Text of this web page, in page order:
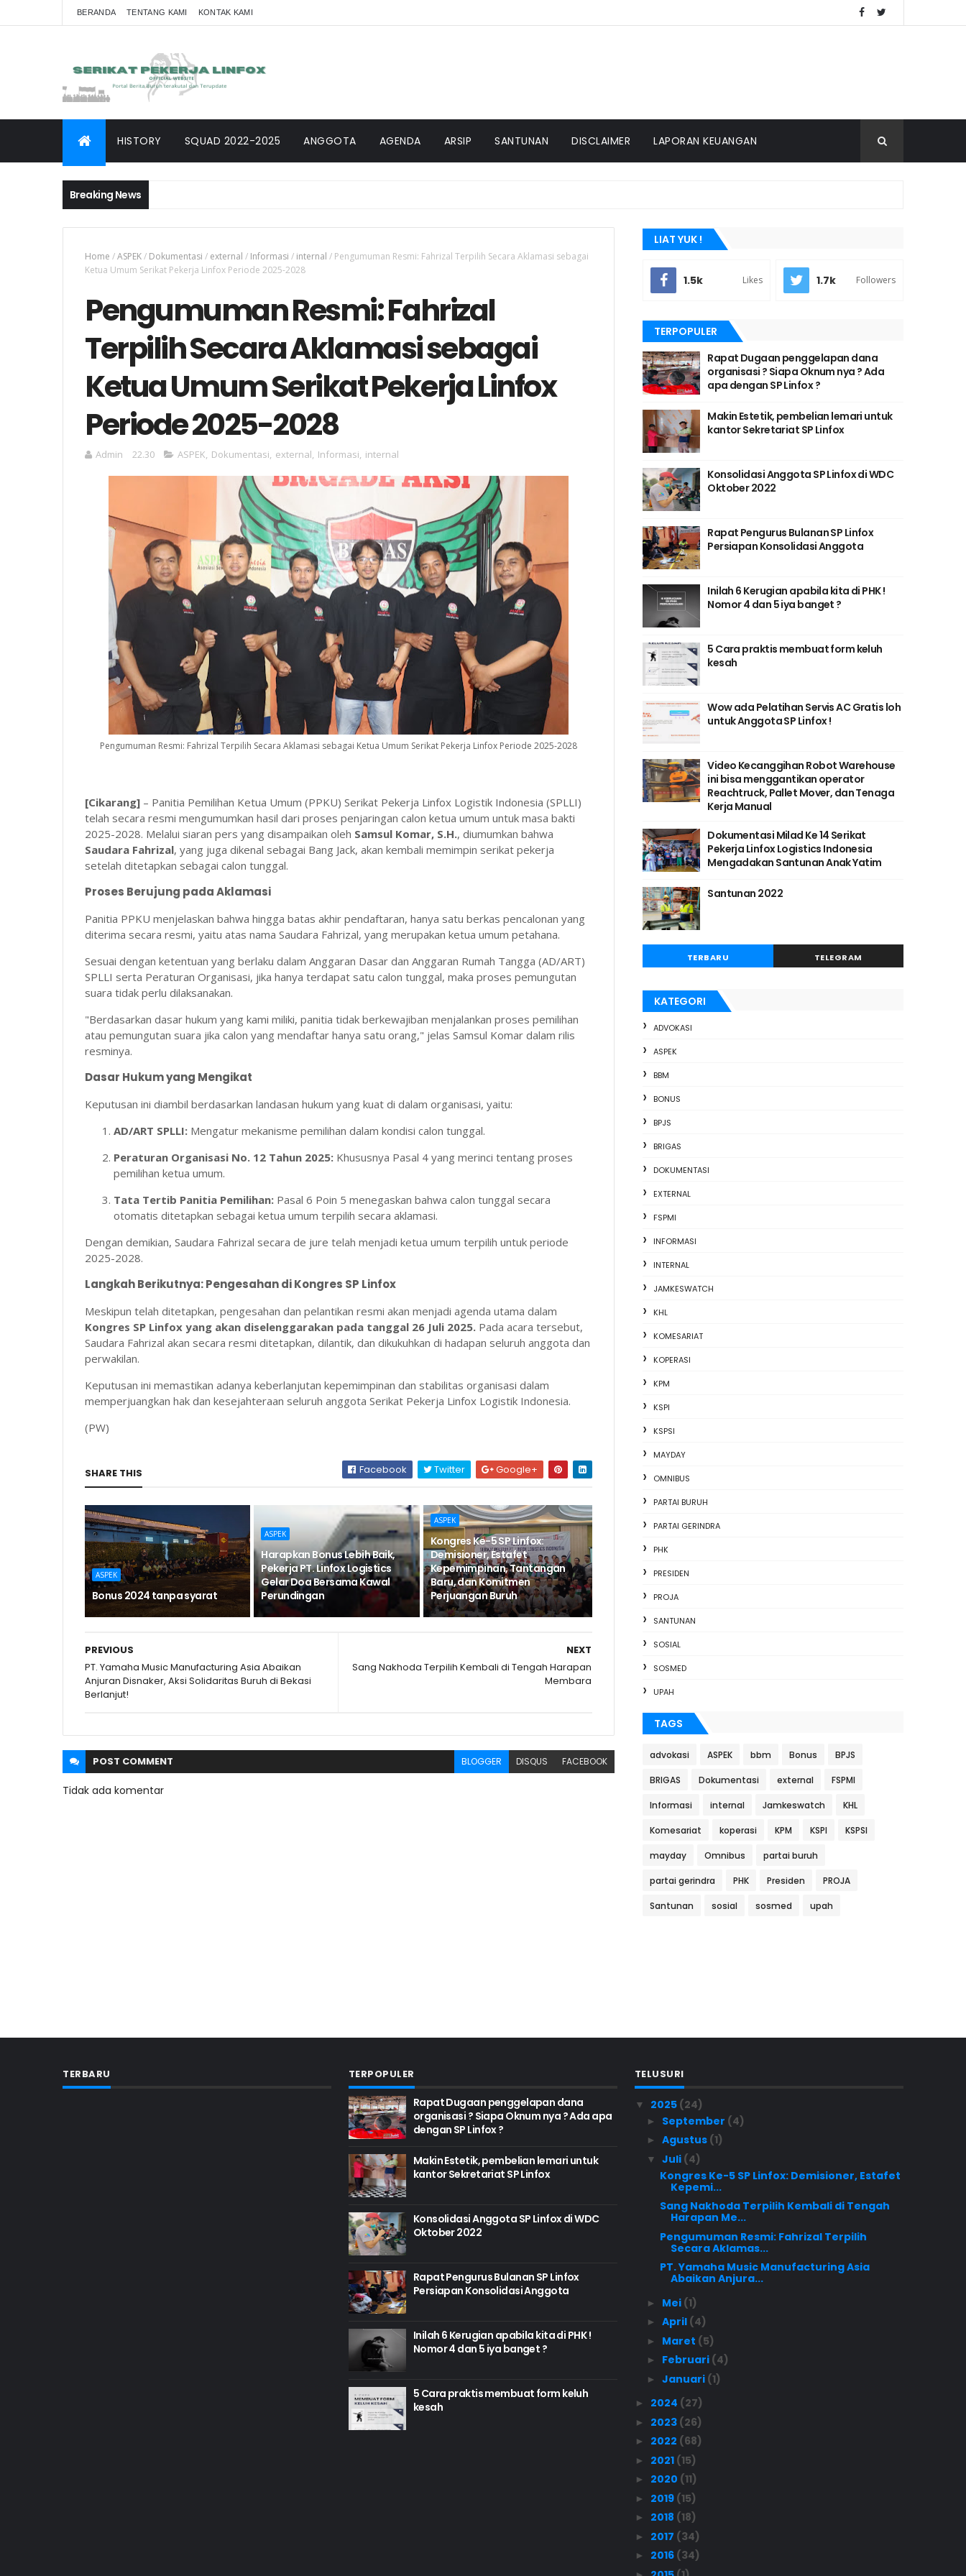
BERANDA TENTANG KAMI KONTAK KAMI
HISTORY SQUAD 2022-2025 ANGGOTA AGENDA ARSIP SANTUNAN DISCLAIMER LAPORAN KEUANGAN
Breaking News
Home /ASPEK/ Dokumentasi / external / Informasi / internal / Pengumuman Resmi: Fahrizal Terpilih Secara Aklamasi sebagai
Ketua Umum Serikat Pekerja Linfox Periode 2025-2028
Pengumuman Resmi: Fahrizal
Terpilih Secara Aklamasi sebagai
Ketua Umum Serikat Pekerja Linfox
Periode 2025-2028
Admin 22.30 ASPEK, Dokumentasi, external, Informasi, internal
Pengumuman Resmi: Fahrizal Terpilih Secara Aklamasi sebagai Ketua Umum Serikat Pekerja Linfox Periode 2025-2028
[Cikarang] – Panitia Pemilihan Ketua Umum (PPKU) Serikat Pekerja Linfox Logistik Indonesia (SPLLI)
telah secara resmi mengumumkan hasil dari proses penjaringan calon ketua umum untuk masa bakti
2025-2028. Melalui siaran pers yang disampaikan oleh Samsul Komar, S.H., diumumkan bahwa
Saudara Fahrizal, yang juga dikenal sebagai Bang Jack, akan kembali memimpin serikat pekerja
setelah ditetapkan sebagai calon tunggal.
Proses Berujung pada Aklamasi
Panitia PPKU menjelaskan bahwa hingga batas akhir pendaftaran, hanya satu berkas pencalonan yang
diterima secara resmi, yaitu atas nama Saudara Fahrizal, yang merupakan ketua umum petahana.
Sesuai dengan ketentuan yang berlaku dalam Anggaran Dasar dan Anggaran Rumah Tangga (AD/ART)
SPLLI serta Peraturan Organisasi, jika hanya terdapat satu calon tunggal, maka proses pemungutan
suara tidak perlu dilaksanakan.
"Berdasarkan dasar hukum yang kami miliki, panitia tidak berkewajiban menjalankan proses pemilihan
atau pemungutan suara jika calon yang mendaftar hanya satu orang," jelas Samsul Komar dalam rilis
resminya.
Dasar Hukum yang Mengikat
Keputusan ini diambil berdasarkan landasan hukum yang kuat di dalam organisasi, yaitu:
AD/ART SPLLI: Mengatur mekanisme pemilihan dalam kondisi calon tunggal.
Peraturan Organisasi No. 12 Tahun 2025: Khususnya Pasal 4 yang merinci tentang proses
pemilihan ketua umum.
Tata Tertib Panitia Pemilihan: Pasal 6 Poin 5 menegaskan bahwa calon tunggal secara
otomatis ditetapkan sebagai ketua umum terpilih secara aklamasi.
Dengan demikian, Saudara Fahrizal secara de jure telah menjadi ketua umum terpilih untuk periode
2025-2028.
Langkah Berikutnya: Pengesahan di Kongres SP Linfox
Meskipun telah ditetapkan, pengesahan dan pelantikan resmi akan menjadi agenda utama dalam
Kongres SP Linfox yang akan diselenggarakan pada tanggal 26 Juli 2025. Pada acara tersebut,
Saudara Fahrizal akan secara resmi ditetapkan, dilantik, dan dikukuhkan di hadapan seluruh anggota dan
perwakilan.
Keputusan ini memastikan adanya keberlanjutan kepemimpinan dan stabilitas organisasi dalam
memperjuangkan hak dan kesejahteraan seluruh anggota Serikat Pekerja Linfox Logistik Indonesia.
(PW)
SHARE THIS Facebook Twitter Google+
ASPEK
Bonus 2024 tanpa syarat
ASPEK
Harapkan Bonus Lebih Baik,
Pekerja PT. Linfox Logistics
Gelar Doa Bersama Kawal
Perundingan
ASPEK
Kongres Ke-5 SP Linfox:
Demisioner, Estafet
Kepemimpinan, Tantangan
Baru, dan Komitmen
Perjuangan Buruh
NEXT
Sang Nakhoda Terpilih Kembali di Tengah Harapan
Membara
PREVIOUS
PT. Yamaha Music Manufacturing Asia Abaikan
Anjuran Disnaker, Aksi Solidaritas Buruh di Bekasi
Berlanjut!
POST COMMENT BLOGGER DISQUS FACEBOOK
Tidak ada komentar
LIAT YUK !
1.5k Likes 1.7k Followers
TERPOPULER
Rapat Dugaan penggelapan dana
organisasi ? Siapa Oknum nya ? Ada
apa dengan SP Linfox ?
Makin Estetik, pembelian lemari untuk
kantor Sekretariat SP Linfox
Konsolidasi Anggota SP Linfox di WDC
Oktober 2022
Rapat Pengurus Bulanan SP Linfox
Persiapan Konsolidasi Anggota
Inilah 6 Kerugian apabila kita di PHK !
Nomor 4 dan 5 iya banget ?
5 Cara praktis membuat form keluh
kesah
Wow ada Pelatihan Servis AC Gratis loh
untuk Anggota SP Linfox !
Video Kecanggihan Robot Warehouse
ini bisa menggantikan operator
Reachtruck, Pallet Mover, dan Tenaga
Kerja Manual
Dokumentasi Milad Ke 14 Serikat
Pekerja Linfox Logistics Indonesia
Mengadakan Santunan Anak Yatim
Santunan 2022
TERBARU TELEGRAM
KATEGORI
ADVOKASI
ASPEK
BBM
BONUS
BPJS
BRIGAS
DOKUMENTASI
EXTERNAL
FSPMI
INFORMASI
INTERNAL
JAMKESWATCH
KHL
KOMESARIAT
KOPERASI
KPM
KSPI
KSPSI
MAYDAY
OMNIBUS
PARTAI BURUH
PARTAI GERINDRA
PHK
PRESIDEN
PROJA
SANTUNAN
SOSIAL
SOSMED
UPAH
TAGS
advokasi ASPEK bbm Bonus BPJS
BRIGAS Dokumentasi external FSPMI
Informasi internal Jamkeswatch KHL
Komesariat koperasi KPM KSPI KSPSI
mayday Omnibus partai buruh
partai gerindra PHK Presiden PROJA
Santunan sosial sosmed upah
TERBARU TERPOPULER
Rapat Dugaan penggelapan dana
organisasi ? Siapa Oknum nya ? Ada apa
dengan SP Linfox ?
Makin Estetik, pembelian lemari untuk
kantor Sekretariat SP Linfox
Konsolidasi Anggota SP Linfox di WDC
Oktober 2022
Rapat Pengurus Bulanan SP Linfox
Persiapan Konsolidasi Anggota
Inilah 6 Kerugian apabila kita di PHK !
Nomor 4 dan 5 iya banget ?
5 Cara praktis membuat form keluh
kesah
TELUSURI
▼ 2025 (24)
► September (4)
►Agustus (1)
▼Juli (4)
Kongres Ke-5 SP Linfox: Demisioner, Estafet
Kepemi...
Sang Nakhoda Terpilih Kembali di Tengah
Harapan Me...
Pengumuman Resmi: Fahrizal Terpilih
Secara Aklamas...
PT. Yamaha Music Manufacturing Asia
Abaikan Anjura...
► Mei (1)
►April (4)
► Maret (5)
► Februari (4)
►Januari (1)
► 2024 (27)
► 2023 (26)
► 2022 (68)
► 2021 (15)
► 2020 (11)
► 2019 (15)
► 2018 (18)
► 2017 (34)
► 2016 (34)